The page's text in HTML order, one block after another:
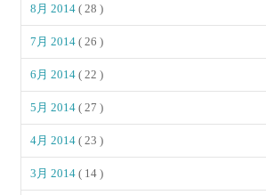
8月 2014( 28 )
7月 2014( 26 )
6月 2014( 22 )
5月 2014( 27 )
4月 2014( 23 )
3月 2014( 14 )